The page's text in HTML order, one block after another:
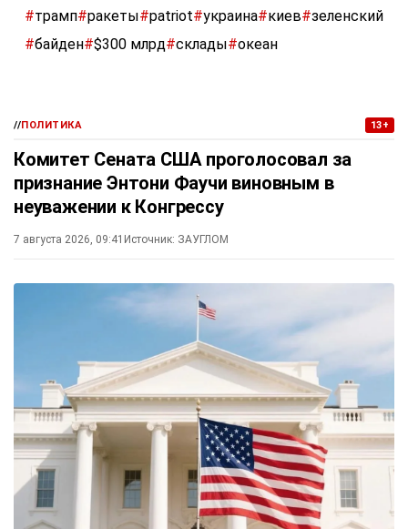
#трамп#ракеты#patriot#украина#киев#зеленский
#байден#$300 млрд#склады#океан
//ПОЛИТИКА 13+
Комитет Сената США проголосовал за
признание Энтони Фаучи виновным в
неуважении к Конгрессу
7 августа 2026, 09:41 Источник: ЗАУГЛОМ